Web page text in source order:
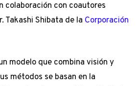
colaboración con coautores
Takashi Shibata de la Corporación
modelo que combina visión y
métodos se basan en la